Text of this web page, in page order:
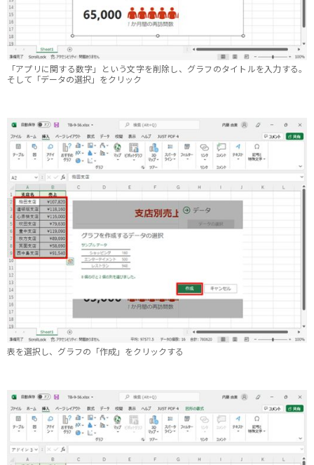
「アプリに関する数字」という文字を削除し、グラフのタイトルを入力する。
そして「データの選択」をクリック
表を選択し、グラフの「作成」をクリックする